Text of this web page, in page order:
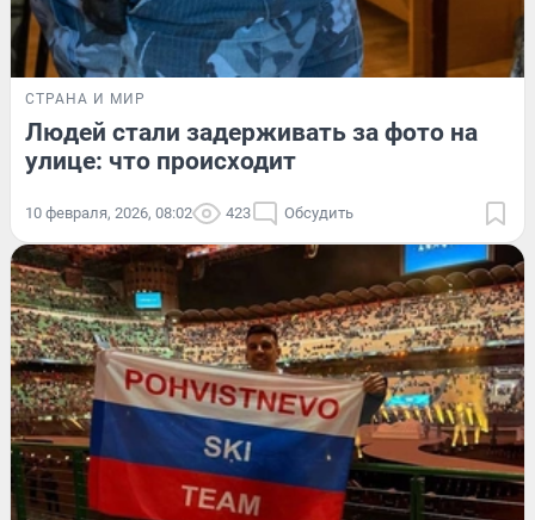
СТРАНА И МИР
Людей стали задерживать за фото на
улице: что происходит
10 февраля, 2026, 08:02 423 Обсудить